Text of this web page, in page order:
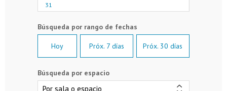
31
Hoy Próx. 7 días Próx. 30 días
Búsqueda por espacio